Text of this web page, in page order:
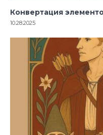
Конвертация
10.28.2025